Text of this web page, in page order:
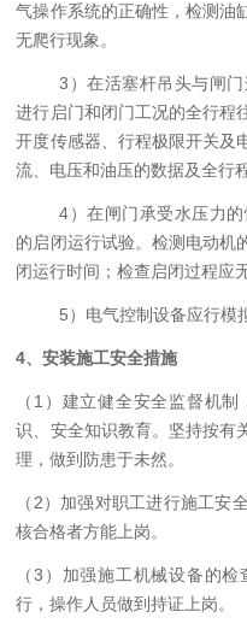
气操作系统的正确性，检测油
无爬行现象。
3）在活塞杆吊头与闸
进行启门和闭门工况的全行程
开度传感器、行程极限开关及
流、电压和油压的数据及全行
4）在闸门承受水压力
的启闭运行试验。检测电动机
闭运行时间；检查启闭过程应
5）电气控制设备应行模
4、安装施工安全措施
（1）建立健全安全监督机
识、安全知识教育。坚持按有
理，做到防患于未然。
（2）加强对职工进行施工安
核合格者方能上岗。
（3）加强施工机械设备的
行，操作人员做到持证上岗。